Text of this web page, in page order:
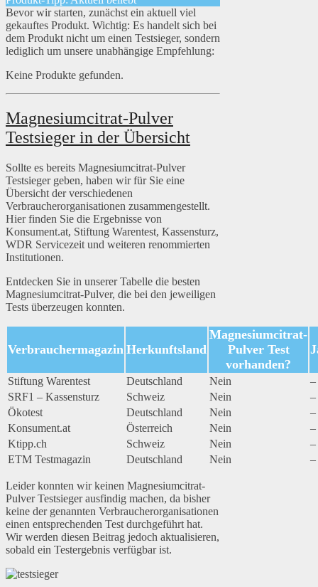
Bevor wir starten, zunächst ein aktuell viel
gekauftes Produkt. Wichtig: Es handelt sich bei
dem Produkt nicht um einen Testsieger, sondern
lediglich um unsere unabhängige Empfehlung:
Keine Produkte gefunden.
Magnesiumcitrat-Pulver
Testsieger in der Übersicht
Sollte es bereits Magnesiumcitrat-Pulver
Testsieger geben, haben wir für Sie eine
Übersicht der verschiedenen
Verbraucherorganisationen zusammengestellt.
Hier finden Sie die Ergebnisse von
Konsument.at, Stiftung Warentest, Kassensturz,
WDR Servicezeit und weiteren renommierten
Institutionen.
Entdecken Sie in unserer Tabelle die besten
Magnesiumcitrat-Pulver, die bei den jeweiligen
Tests überzeugen konnten.
Verbrauchermagazin Herkunftsland
Magnesiumcitrat-
Pulver Test
vorhanden?
Stiftung Warentest Deutschland Nein
–
SRF1 – Kassensturz
Schweiz Nein
–
Ökotest
Deutschland Nein
–
Konsument.at
Österreich Nein
–
Ktipp.ch
Schweiz Nein
–
ETM Testmagazin
Deutschland Nein –
Leider konnten wir keinen Magnesiumcitrat-
Pulver Testsieger ausfindig machen, da bisher
keine der genannten Verbraucherorganisationen
einen entsprechenden Test durchgeführt hat.
Wir werden diesen Beitrag jedoch aktualisieren,
sobald ein Testergebnis verfügbar ist.